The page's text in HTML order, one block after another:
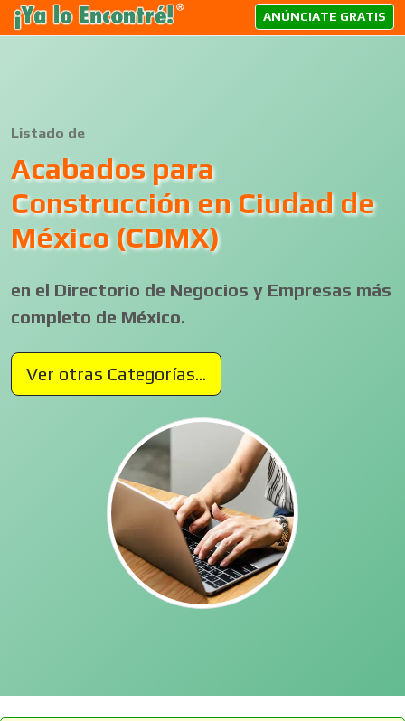
ANÚNCIATE GRATIS
Listado de
Acabados para
Construcción en Ciudad de
México (CDMX)
en el Directorio de Negocios y Empresas más
completo de México.
Ver otras Categorías...